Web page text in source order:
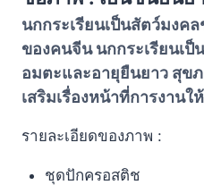
นกกระเรียนเป็นสัตว์มงค
ของคนจีน นกกระเรียนเ
อมตะและอายุยืนยาว สุข
เสริมเรื่องหน้าที่การงานใ
รายละเอียดของภาพ :
ชุดปักครอสติช